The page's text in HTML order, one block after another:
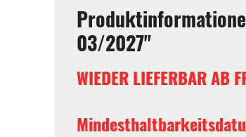
03/2027"
WIEDER LIEFERBAR AB